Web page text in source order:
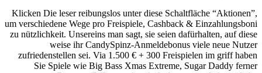
Klicken Die leser reibungslos unter diese Schaltfläche “Aktionen”,
um verschiedene Wege pro Freispiele, Cashback & Einzahlungsboni
zu nützlichkeit. Unsereins man sagt, sie seien dafürhalten, auf diese
weise ihr CandySpinz-Anmeldebonus viele neue Nutzer
zufriedenstellen sei. Via 1.500 € + 300 Freispielen im griff haben
Sie Spiele wie Big Bass Xmas Extreme, Sugar Daddy ferner